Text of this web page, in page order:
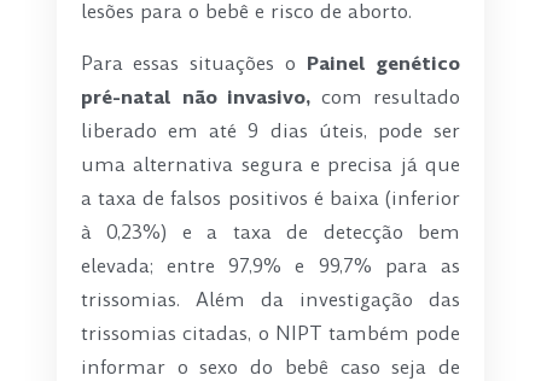
lesões para o bebê e risco de aborto.
Para essas situações o
Painel genético
pré-natal não invasivo, com resultado
liberado em até 9 dias úteis, pode ser
uma alternativa segura e precisa já que
a taxa de falsos positivos é baixa (inferior
à 0,23%) e a taxa de detecção bem
elevada; entre 97,9% e 99,7% para as
trissomias. Além da investigação das
trissomias citadas, o NIPT também pode
informar o sexo do bebê caso seja de